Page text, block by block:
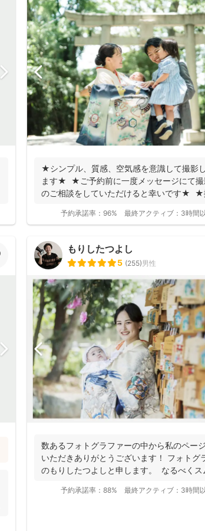
★シンプル、質感、空気感を意識して撮影
ます★ ★ご予約前に一度メッセージにて撮
のご相談をしていただけると幸いです★ ★
予約承諾率： 96% 最終アクティブ： 3時間
もりしたつよし
5 (255)男性
数あるフォトグラファーの中から私のペー
いただきありがとうございます！ フォトグ
のもりしたつよしと申します。 なるべくス
予約承諾率： 88% 最終アクティブ： 3時間